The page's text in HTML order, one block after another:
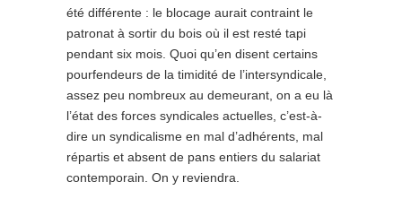
été différente : le blocage aurait contraint le
patronat à sortir du bois où il est resté tapi
pendant six mois. Quoi qu’en disent certains
pourfendeurs de la timidité de l’intersyndicale,
assez peu nombreux au demeurant, on a eu là
l’état des forces syndicales actuelles, c’est-à-
dire un syndicalisme en mal d’adhérents, mal
répartis et absent de pans entiers du salariat
contemporain. On y reviendra.